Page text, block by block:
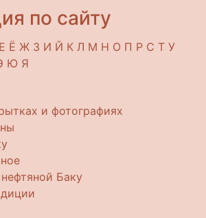
по сайту
Е Ё Ж З И Й К Л М Н О П Р С Т У
Ю Я
и фотографиях
Баку